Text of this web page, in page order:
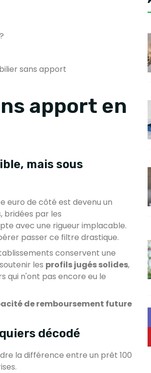
sans apport
apport en
mais sous
euro de côté est devenu un
bridées par les
avec une rigueur implacable.
passer ce filtre drastique.
conservent une
les profils jugés solides,
qui n'ont pas encore eu le
de remboursement future
décodé
la différence entre un prêt 100